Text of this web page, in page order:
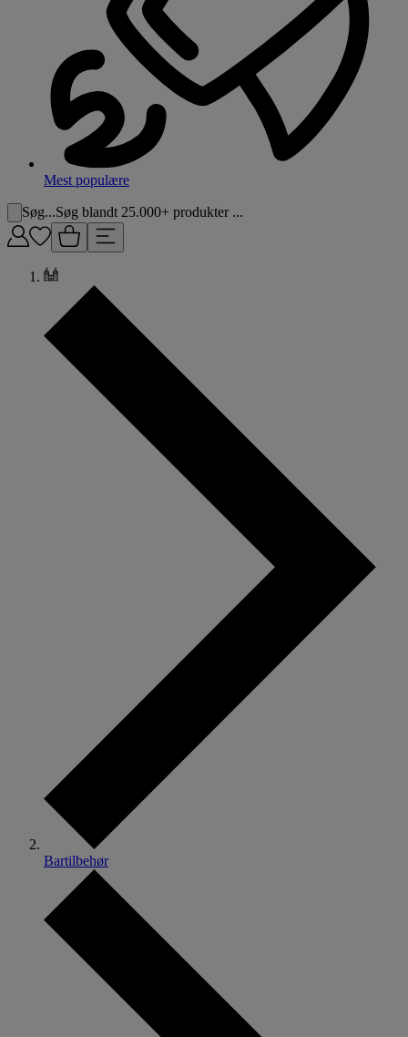
Mest populære
Søg...Søg blandt 25.000+ produkter ...
Bartilbehør